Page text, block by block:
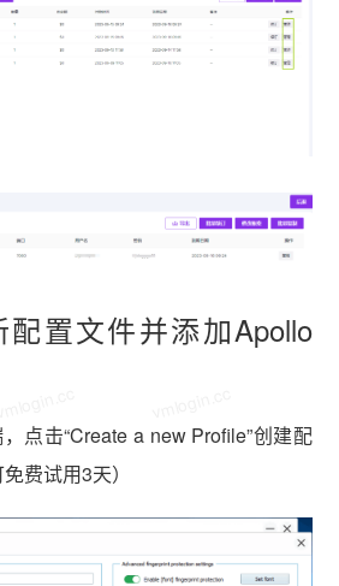
置文件并添加Apollo
点击“Create a new Profile”创建配
费试用3天）